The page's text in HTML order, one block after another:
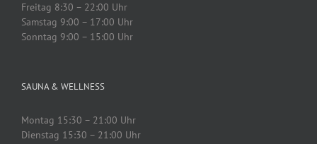
Freitag 8:30 – 22:00 Uhr
Samstag 9:00 – 17:00 Uhr
Sonntag 9:00 – 15:00 Uhr
SAUNA & WELLNESS
Montag 15:30 – 21:00 Uhr
Dienstag 15:30 – 21:00 Uhr